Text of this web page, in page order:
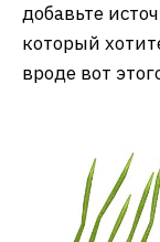
добавьте
который
вроде вот